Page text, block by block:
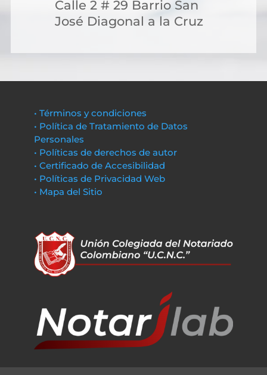
Calle 2 # 29 Barrio San
José Diagonal a la Cruz
• Términos y condiciones
• Política de Tratamiento de Datos
Personales
• Políticas de derechos de autor
• Certificado de Accesibilidad
• Políticas de Privacidad Web
• Mapa del Sitio